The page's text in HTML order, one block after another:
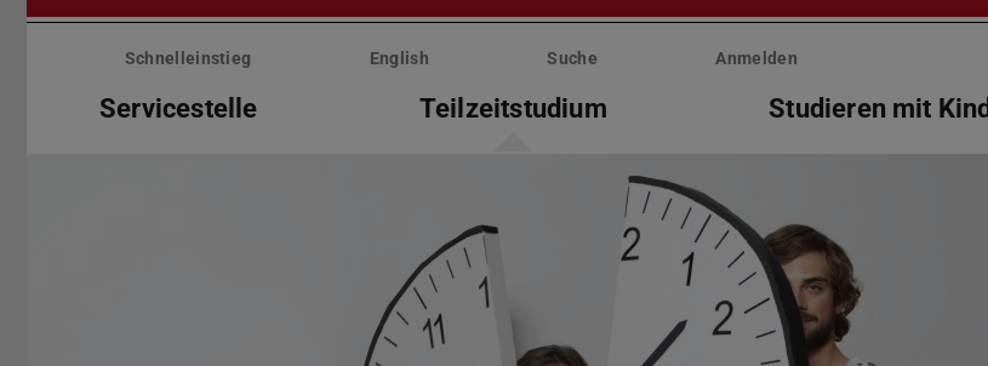
Menü
überspringenSchnelleinstieg English Suche Anmelden
Servicestelle Teilzeitstudium Studieren mit Kind